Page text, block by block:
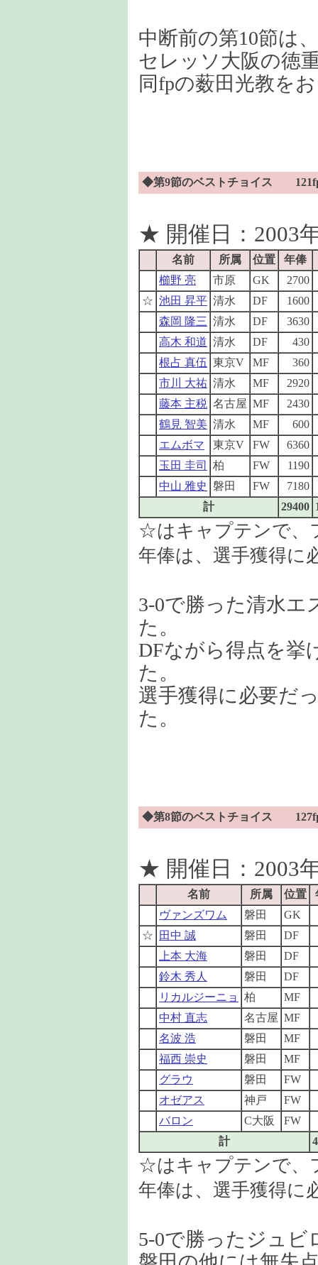
中断前の第10節は
セレッソ大阪の徳
同fpの薮田光教を
◆第9節のベストチョイス
★ 開催日：2003
名前 所属 位置
年俸
櫛野 亮
市原 GK
2700
☆ 池田 昇平 清水 DF
1600
森岡 隆三 清水 DF
3630
高木 和道 清水 DF
430
根占 真伍 東京V MF
360
市川 大祐 清水 MF
2920
藤本 主税 名古屋 MF
2430
鶴見 智美 清水 MF
600
エムボマ
東京V FW
6360
玉田 圭司
柏 FW
1190
中山 雅史
磐田 FW
7180
計
29400
☆はキャプテンで、
年俸は、選手獲得に
3-0で勝った清水エ
た。
DFながら得点を挙
た。
選手獲得に必要だ
た。
◆第8節のベストチョイス
★ 開催日：2003
名前 所属 位置
ヴァンズワム
磐田
GK
☆
田中 誠 磐田
DF
上本 大海
磐田
DF
鈴木 秀人
磐田
DF
リカルジーニョ
柏
MF
中村 直志
名古屋 MF
名波 浩
磐田
MF
福西 崇史
磐田
MF
グラウ
磐田
FW
オゼアス
神戸
FW
バロン
C大阪
FW
計
☆はキャプテンで、
年俸は、選手獲得に
5-0で勝ったジュビ